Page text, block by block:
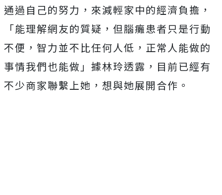
通過自己的努力，來減輕家中的經濟負擔，
「能理解網友的質疑，但腦癱患者只是行動
不便，智力並不比任何人低，正常人能做的
事情我們也能做」據林玲透露，目前已經有
不少商家聯繫上她，想與她展開合作。